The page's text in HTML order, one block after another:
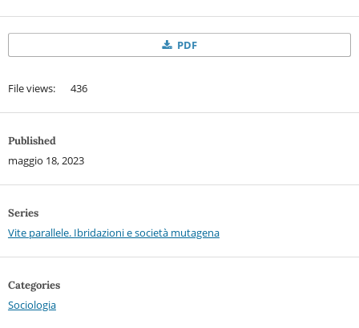
PDF
File views: 436
Published
maggio 18, 2023
Series
Vite parallele. Ibridazioni e società mutagena
Categories
Sociologia